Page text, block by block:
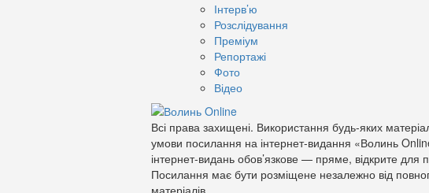
Інтерв’ю
Розслідування
Преміум
Репортажі
Фото
Відео
Всі права захищені. Використання будь-яких
умови посилання на інтернет-видання «Волинь
інтернет-видань обов’язкове — пряме, відкрите для
Посилання має бути розміщене незалежно від